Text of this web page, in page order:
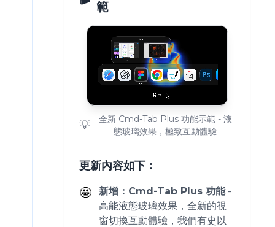
範
💡
全新 Cmd-Tab Plus 功能示範 - 液
態玻璃效果，極致互動體驗
更新內容如下：
🤩 新增：Cmd-Tab Plus 功能-
高能液態玻璃效果，全新的視
窗切換互動體驗，我們有史以